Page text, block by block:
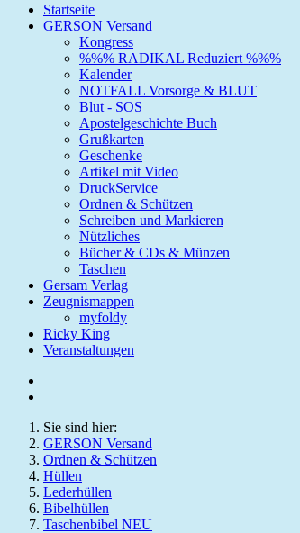
Startseite
GERSON Versand
Kongress
%%% RADIKAL Reduziert %%%
Kalender
NOTFALL Vorsorge & BLUT
Blut - SOS
Apostelgeschichte Buch
Grußkarten
Geschenke
Artikel mit Video
DruckService
Ordnen & Schützen
Schreiben und Markieren
Nützliches
Bücher & CDs & Münzen
Taschen
Gersam Verlag
Zeugnismappen
myfoldy
Ricky King
Veranstaltungen
Sie sind hier:
GERSON Versand
Ordnen & Schützen
Hüllen
Lederhüllen
Bibelhüllen
Taschenbibel NEU